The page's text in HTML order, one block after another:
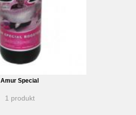
Amur Special
1 produkt